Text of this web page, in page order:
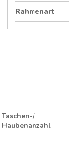
Rahmenart
Taschen-/
Haubenanzahl